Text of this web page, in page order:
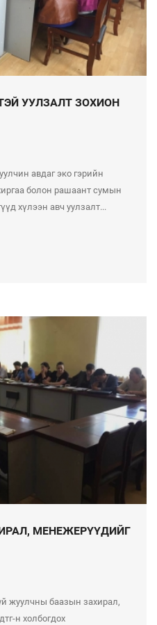
УУЛЗАЛТ ЗОХИОН
авдаг эко гэрийн
болон рашаант сумын
хүлээн авч уулзалт...
МЕНЕЖЕРҮҮДИЙГ
жуулчны баазын захирал,
н холбогдох